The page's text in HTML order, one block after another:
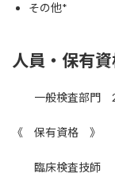
その他*
人員・保有
一般検査部門
《 保有資格 》
臨床検査技師